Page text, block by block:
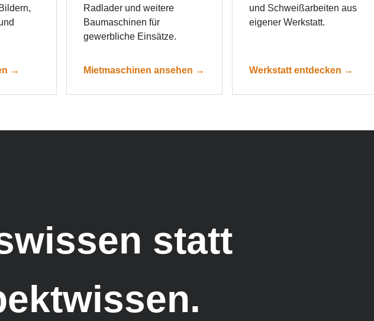
→
Radlader und weitere
Baumaschinen für
gewerbliche Einsätze.
Mietmaschinen ansehen →
und Schweißarbeiten aus
eigener Werkstatt.
Werkstatt entdecken →
statt